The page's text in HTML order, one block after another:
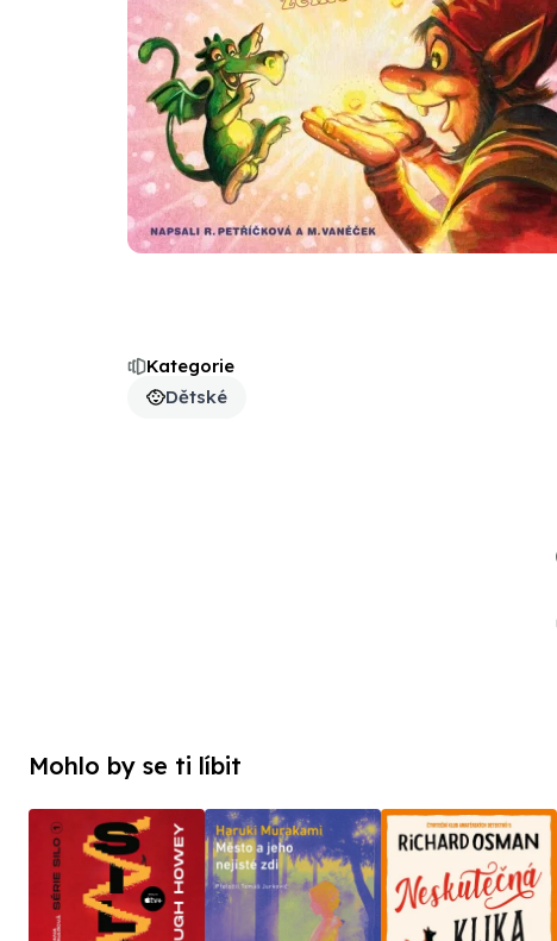
Kategorie
Dětské
Mohlo by se ti líbit